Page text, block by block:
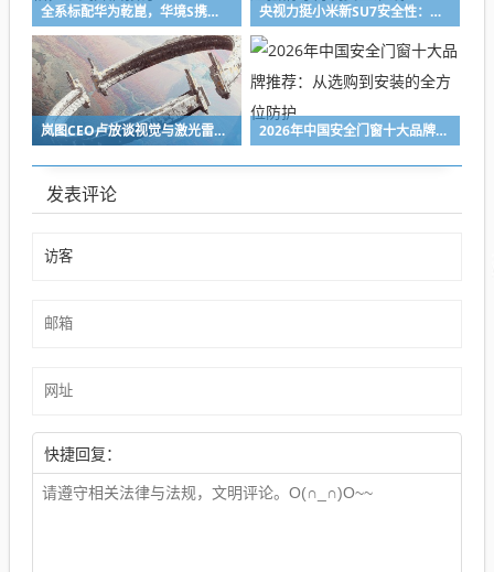
全系标配华为乾崑，华境S携手全球顶级供应链首发亮相，正式开启预订 央视力挺小米新SU7安全性：碰撞测试满分、2200MPa超强钢等构筑安全准线
岚图CEO卢放谈视觉与激光雷达之争：真安全是“看准”而不是“看见” 2026年中国安全门窗十大品牌推荐：从选购到安装的全方位防护
发表评论
快捷回复：